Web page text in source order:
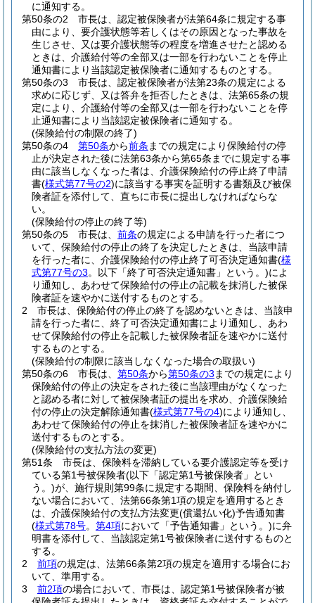
に通知する。
第50条の2
市長は、認定被保険者が法第64条に規定する事
由により、要介護状態等若しくはその原因となった事故を
生じさせ、又は要介護状態等の程度を増進させたと認める
ときは、介護給付等の全部又は一部を行わないことを停止
通知書により当該認定被保険者に通知するものとする。
第50条の3
市長は、認定被保険者が法第23条の規定による
求めに応じず、又は答弁を拒否したときは、法第65条の規
定により、介護給付等の全部又は一部を行わないことを停
止通知書により当該認定被保険者に通知する。
(保険給付の制限の終了)
第50条の4
第50条から前条 までの規定により保険給付の停
止が決定された後に法第63条から第65条までに規定する事
由に該当しなくなった者は、介護保険給付の停止終了申請
書(様式第77号の2)に該当する事実を証明する書類及び被保
険者証を添付して、直ちに市長に提出しなければならな
い。
(保険給付の停止の終了等)
第50条の5
市長は、 前条の規定による申請を行った者につ
いて、保険給付の停止の終了を決定したときは、当該申請
を行った者に、介護保険給付の停止終了可否決定通知書(様
式第77号の3。以下「終了可否決定通知書」という。)によ
り通知し、あわせて保険給付の停止の記載を抹消した被保
険者証を速やかに送付するものとする。
2
市長は、保険給付の停止の終了を認めないときは、当該申
請を行った者に、終了可否決定通知書により通知し、あわ
せて保険給付の停止を記載した被保険者証を速やかに送付
するものとする。
(保険給付の制限に該当しなくなった場合の取扱い)
第50条の6
市長は、 第50条から第50条の3 までの規定により
保険給付の停止の決定をされた後に当該理由がなくなった
と認める者に対して被保険者証の提出を求め、介護保険給
付の停止の決定解除通知書(様式第77号の4)により通知し、
あわせて保険給付の停止を抹消した被保険者証を速やかに
送付するものとする。
(保険給付の支払方法の変更)
第51条
市長は、保険料を滞納している要介護認定等を受け
ている第1号被保険者(以下「認定第1号被保険者」とい
う。)が、施行規則第99条に規定する期間、保険料を納付し
ない場合において、法第66条第1項の規定を適用するとき
は、介護保険給付の支払方法変更(償還払い化)予告通知書
(様式第78号。 第4項において「予告通知書」という。)に弁
明書を添付して、当該認定第1号被保険者に送付するものと
する。
2
前項の規定は、法第66条第2項の規定を適用する場合にお
いて、準用する。
3
前2項の場合において、市長は、認定第1号被保険者が被